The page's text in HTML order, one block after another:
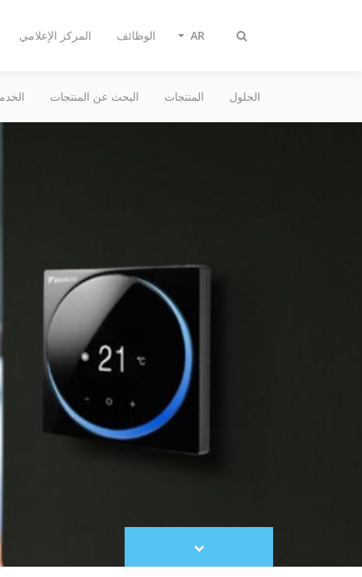
تبديل
المركز الإعلامي الوظائف AR
الحلول المنتجات البحث عن المنتجات
Scroll
to